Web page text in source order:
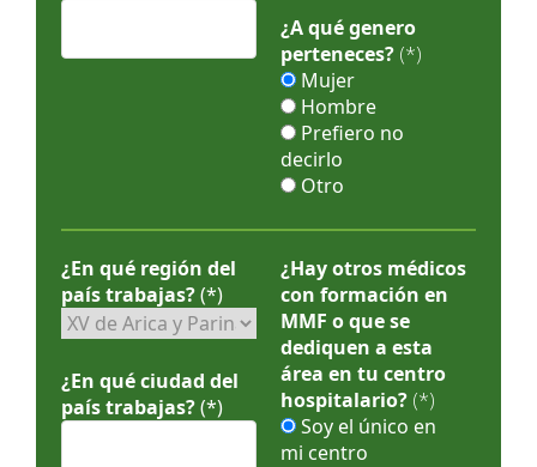
¿A qué genero
perteneces? (*)
Mujer
Hombre
Prefiero no
decirlo
Otro
¿En qué región del
país trabajas?(*)
¿En qué ciudad del
país trabajas?(*)
¿Hay otros médicos
con formación en
MMF o que se
dediquen a esta
área en tu centro
hospitalario? (*)
Soy el único en
mi centro